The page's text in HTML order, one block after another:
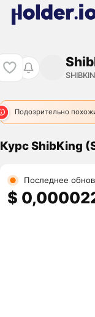
Подозрительно
Курс ShibKing
Последнее
$